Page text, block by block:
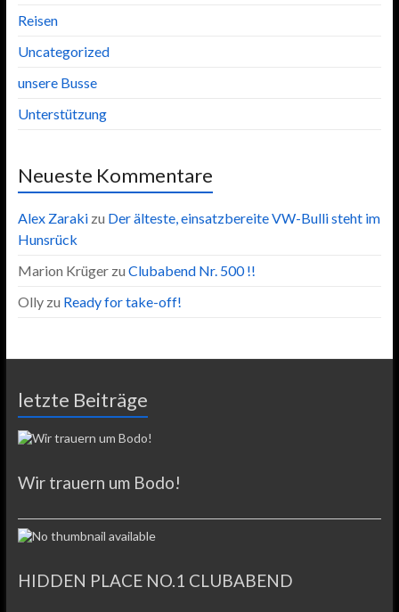
Reisen
Uncategorized
unsere Busse
Unterstützung
Neueste Kommentare
Alex Zarakizu Der älteste, einsatzbereite VW-Bulli steht im
Hunsrück
Marion Krügerzu Clubabend Nr. 500 !!
Ollyzu Ready for take-off!
letzte Beiträge
Wir trauern um Bodo!
HIDDEN PLACE NO.1 CLUBABEND